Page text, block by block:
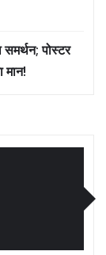
समर्थन; पोस्टर
मान!